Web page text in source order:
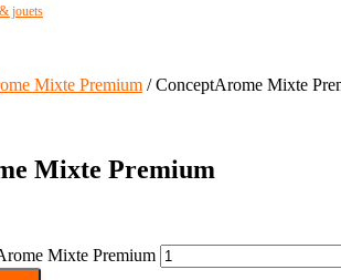
jouets
Mixte Premium / ConceptArome Mixte
Mixte Premium
Mixte Premium